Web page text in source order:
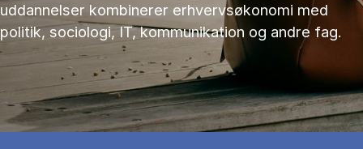
uddannelser kombinerer erhvervsøkonomi med
politik, sociologi, IT, kommunikation og andre fag.